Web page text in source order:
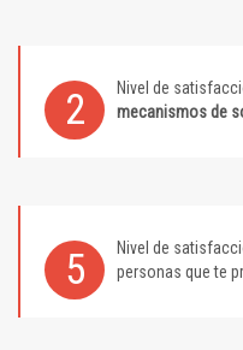
2 Nivel de
mecanismos de
5 Nivel de
personas que te